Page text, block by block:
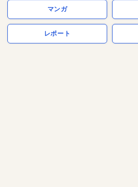
マンガ
レポート